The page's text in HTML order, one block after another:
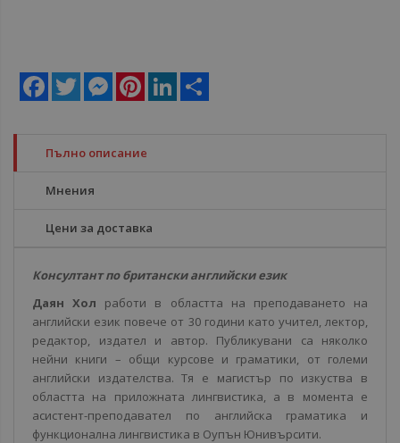
Facebook
Twitter MessengerPinterestLinkedIn
Пълно описание
Мнения
Цени за доставка
Консултант по британски английски език
Даян Хол работи в областта на преподаването на
английски език повече от 30 години като учител, лектор,
редактор, издател и автор. Публикувани са няколко
нейни книги – общи курсове и граматики, от големи
английски издателства. Тя е магистър по изкуства в
областта на приложната лингвистика, а в момента е
асистент-преподавател по английска граматика и
функционална лингвистика в Оупън Юнивърсити.